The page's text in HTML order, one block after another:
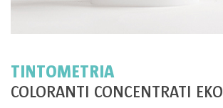
TINTOMETRIA
COLORANTI CONCENTRATI EKO